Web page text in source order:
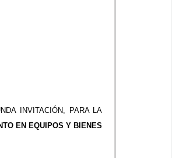
INVITACIÓN, PARA LA
EN EQUIPOS Y BIENES